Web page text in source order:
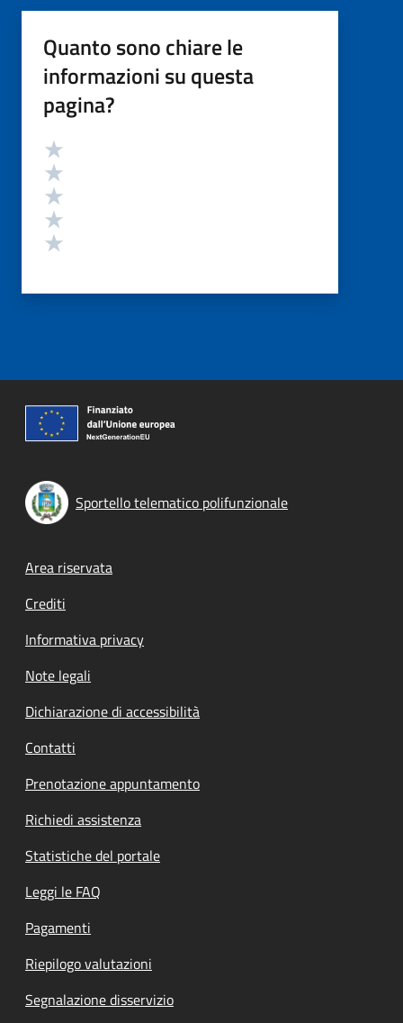
Quanto sono chiare le
informazioni su questa
pagina?
Valutazione
Sportello telematico polifunzionale
Footer menu
Area riservata
Crediti
Informativa privacy
Note legali
Dichiarazione di accessibilità
Contatti
Prenotazione appuntamento
Richiedi assistenza
Statistiche del portale
Leggi le FAQ
Pagamenti
Riepilogo valutazioni
Segnalazione disservizio